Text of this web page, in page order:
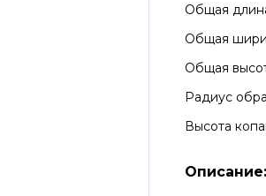
Общая
Общая
Общая
Радиус
Высота
Описание: